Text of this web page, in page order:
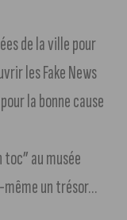
de la ville pour
les Fake News
la bonne cause
au musée
même un trésor…